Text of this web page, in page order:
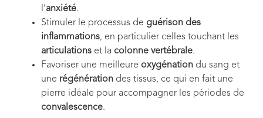
l’anxiété.
Stimuler le processus de guérison des
inflammations, en particulier celles touchant les
articulations et la colonne vertébrale.
Favoriser une meilleure oxygénation du sang et
une régénération des tissus, ce qui en fait une
pierre idéale pour accompagner les périodes de
convalescence.